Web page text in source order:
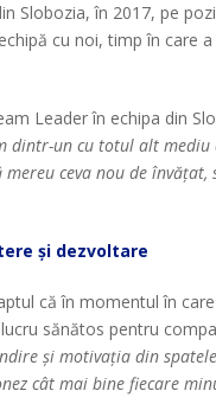
Slobozia, în 2017, pe
cu noi, timp în
Leader în echipa din
dintr-un cu totul alt
mereu ceva nou de
și dezvoltare
că în momentul în
sănătos pentru
și motivația din
cât mai bine fiecare